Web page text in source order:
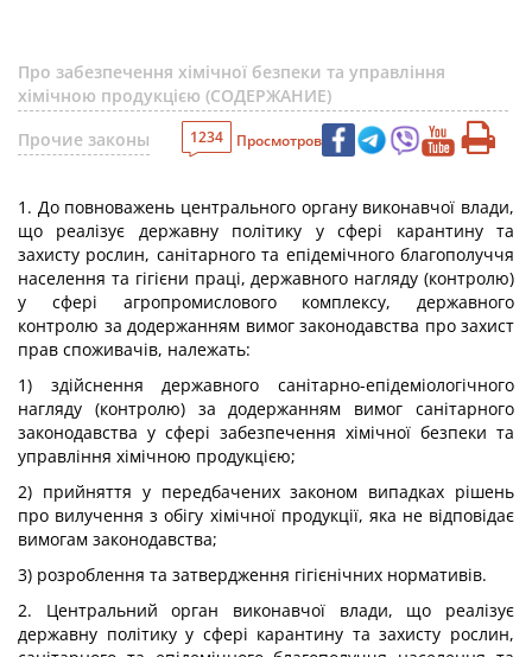
Про забезпечення хімічної безпеки та управління
хімічною продукцією (СОДЕРЖАНИЕ)
Прочие законы
1234 Просмотров
1. До повноважень центрального органу виконавчої влади,
що реалізує державну політику у сфері карантину та
захисту рослин, санітарного та епідемічного благополуччя
населення та гігієни праці, державного нагляду (контролю)
у сфері агропромислового комплексу, державного
контролю за додержанням вимог законодавства про захист
прав споживачів, належать:
1) здійснення державного санітарно-епідеміологічного
нагляду (контролю) за додержанням вимог санітарного
законодавства у сфері забезпечення хімічної безпеки та
управління хімічною продукцією;
2) прийняття у передбачених законом випадках рішень
про вилучення з обігу хімічної продукції, яка не відповідає
вимогам законодавства;
3) розроблення та затвердження гігієнічних нормативів.
2. Центральний орган виконавчої влади, що реалізує
державну політику у сфері карантину та захисту рослин,